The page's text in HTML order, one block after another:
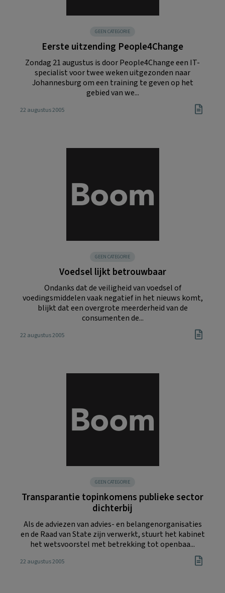
GEEN CATEGORIE
Eerste uitzending People4Change
Zondag 21 augustus is door People4Change een IT-
specialist voor twee weken uitgezonden naar
Johannesburg om een training te geven op het
gebied van we...
22 augustus 2005
GEEN CATEGORIE
Voedsel lijkt betrouwbaar
Ondanks dat de veiligheid van voedsel of
voedingsmiddelen vaak negatief in het nieuws komt,
blijkt dat een overgrote meerderheid van de
consumenten de...
22 augustus 2005
GEEN CATEGORIE
Transparantie topinkomens publieke sector
dichterbij
Als de adviezen van advies- en belangenorganisaties
en de Raad van State zijn verwerkt, stuurt het kabinet
het wetsvoorstel met betrekking tot openbaa...
22 augustus 2005